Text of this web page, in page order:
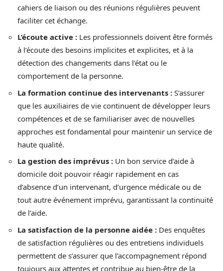
cahiers de liaison ou des réunions régulières peuvent
faciliter cet échange.
L’écoute active : Les professionnels doivent être formés
à l’écoute des besoins implicites et explicites, et à la
détection des changements dans l’état ou le
comportement de la personne.
La formation continue des intervenants : S’assurer
que les auxiliaires de vie continuent de développer leurs
compétences et de se familiariser avec de nouvelles
approches est fondamental pour maintenir un service de
haute qualité.
La gestion des imprévus : Un bon service d’aide à
domicile doit pouvoir réagir rapidement en cas
d’absence d’un intervenant, d’urgence médicale ou de
tout autre événement imprévu, garantissant la continuité
de l’aide.
La satisfaction de la personne aidée : Des enquêtes
de satisfaction régulières ou des entretiens individuels
permettent de s’assurer que l’accompagnement répond
toujours aux attentes et contribue au bien-être de la